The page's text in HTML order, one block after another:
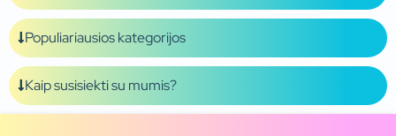
Populiariausios kategorijos
Kaip susisiekti su mumis?